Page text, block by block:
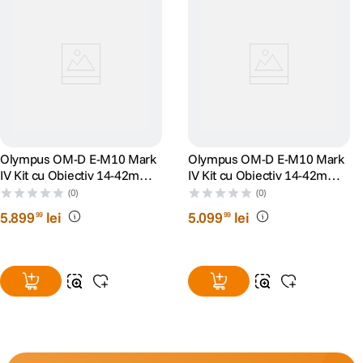
STOCARE:
Iesire video HDMI Micro conector (Tip D)
Interfata
computer
USB 2.0 High Speed
ALTE CARACTERISTICI:
Olympus OM-D E-M10 Mark
IV Kit cu Obiectiv 14-42mm
si 40-150 Silver
(0)
5.89999 lei
Olympus OM-D E-M10 Mark
IV Kit cu Obiectiv 14-42mm
Silver
(0)
5.09999 lei